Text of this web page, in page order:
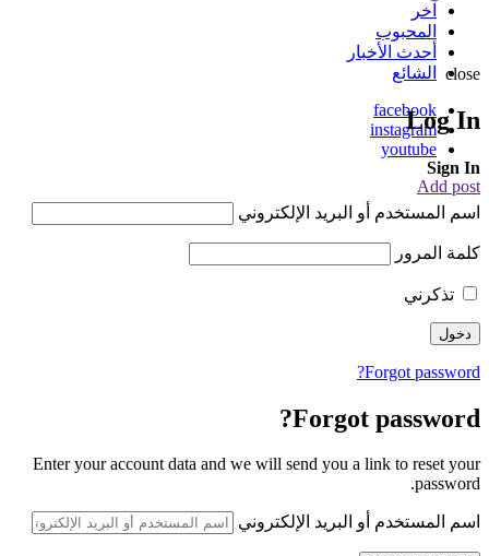
آخر
المحبوب
أحدث الأخبار
الشائع
facebook
instagram
youtube
Add post
close
Log In
Sign In
اسم المستخدم أو البريد الإلكتروني
كلمة المرور
تذكرني
Forgot password?
Forgot password?
Enter your account data and we will send you a link to reset your
password.
اسم المستخدم أو البريد الإلكتروني